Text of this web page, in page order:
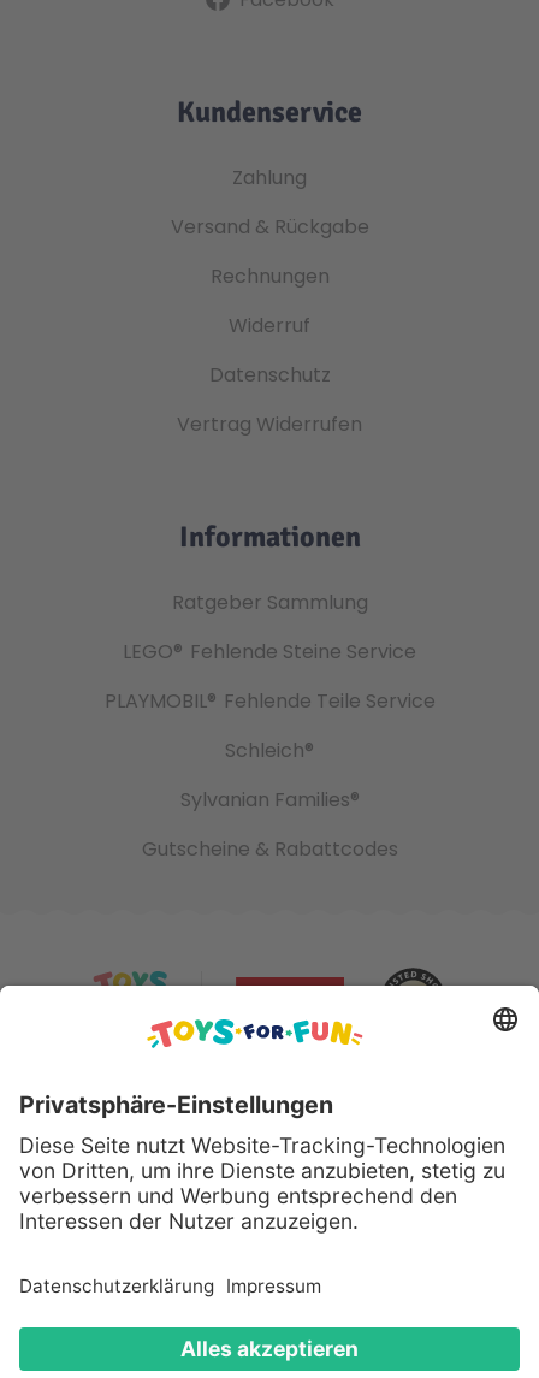
Kundenservice
Zahlung
Versand & Rückgabe
Rechnungen
Widerruf
Datenschutz
Vertrag Widerrufen
Informationen
Ratgeber Sammlung
LEGO® Fehlende Steine Service
PLAYMOBIL® Fehlende Teile Service
Schleich®
Sylvanian Families®
Gutscheine & Rabattcodes
Sicher bezahlen mit:
Alle genannten Produkte und Logos sind eingetragene
Warenzeichen der jeweiligen Hersteller.
Copyright © 2008 - 2026 Toys for Fun GmbH - Alle